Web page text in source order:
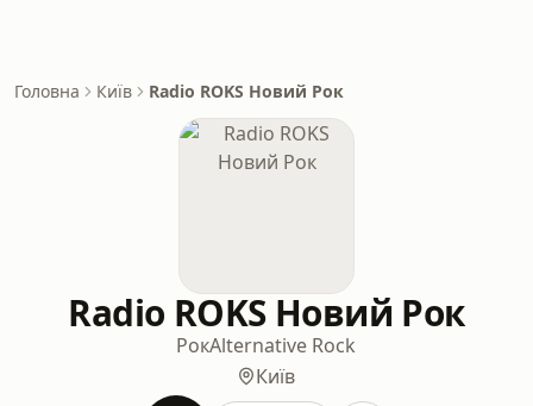
Головна Київ Radio ROKS Новий Рок
Radio ROKS Новий Рок
РокAlternative Rock
Київ